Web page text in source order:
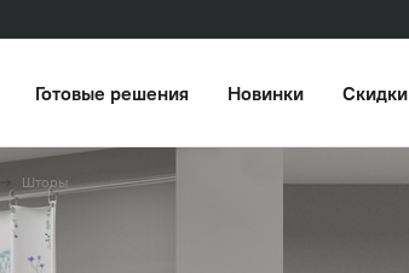
Готовые решения Новинки Скидки
Шторы